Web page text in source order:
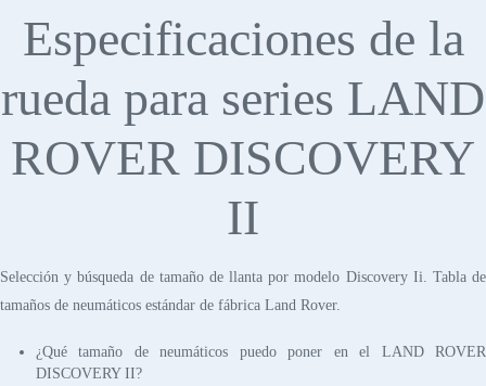
Especificaciones de la
rueda para series LAND
ROVER DISCOVERY
II
Selección y búsqueda de tamaño de llanta por modelo Discovery Ii. Tabla de
tamaños de neumáticos estándar de fábrica Land Rover.
¿Qué tamaño de neumáticos puedo poner en el LAND ROVER
DISCOVERY II?